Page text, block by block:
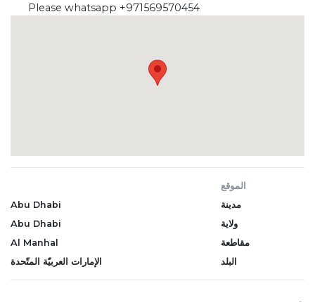
Please whatsapp +971569570454
الموقع
مدينة
Abu Dhabi
ولاية
Abu Dhabi
مقاطعة
Al Manhal
البلد
الإمارات العربيّة المتّحدة